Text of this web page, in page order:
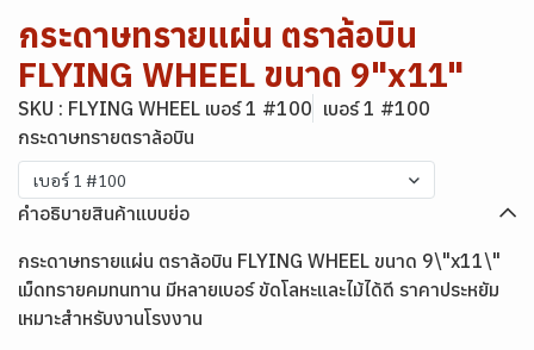
กระดาษทรายแผ่น ตราล้อบิน
FLYING WHEEL ขนาด 9"x11"
SKU : FLYING WHEEL เบอร์ 1 #100 เบอร์ 1 #100
กระดาษทรายตราล้อบิน
เบอร์ 1 #100
คำอธิบายสินค้าแบบย่อ
กระดาษทรายแผ่น ตราล้อบิน FLYING WHEEL ขนาด 9\"x11\"
เม็ดทรายคมทนทาน มีหลายเบอร์ ขัดโลหะและไม้ได้ดี ราคาประหยัม
เหมาะสำหรับงานโรงงาน